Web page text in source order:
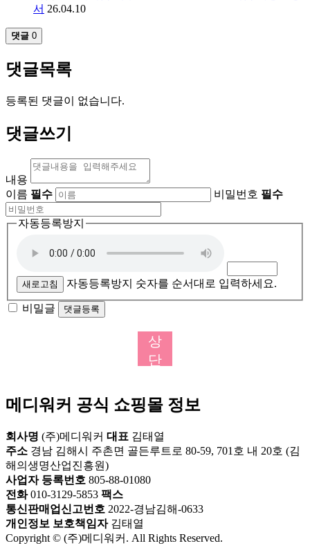
서 26.04.10
댓글 0
댓글목록
등록된 댓글이 없습니다.
댓글쓰기
내용
이름 필수 비밀번호 필수
자동등록방지
새로고침 자동등록방지 숫자를 순서대로 입력하세요.
비밀글 댓글등록
상
단
로
메디워커 공식 쇼핑몰 정보
회사명 (주)메디워커 대표 김태열
주소 경남 김해시 주촌면 골든루트로 80-59, 701호 내 20호 (김
해의생명산업진흥원)
사업자 등록번호 805-88-01080
전화010-3129-5853 팩스
통신판매업신고번호 2022-경남김해-0633
개인정보 보호책임자김태열
Copyright © (주)메디워커. All Rights Reserved.